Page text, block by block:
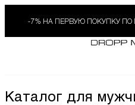
-7% НА ПЕРВУЮ ПОКУПКУ
Каталог для